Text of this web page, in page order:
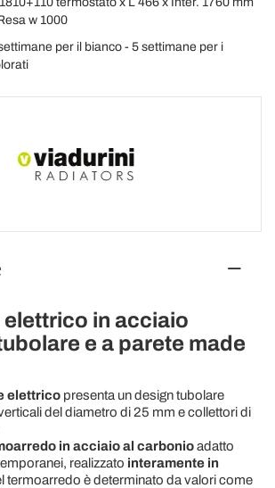
w 1000
per il bianco - 5 settimane per i
in acciaio
e a parete made
elettricopresenta un design tubolare
del diametro di 25 mm e collettori di
in acciaio al carbonioadatto
realizzato interamente in
termoarredo è determinato da valori come